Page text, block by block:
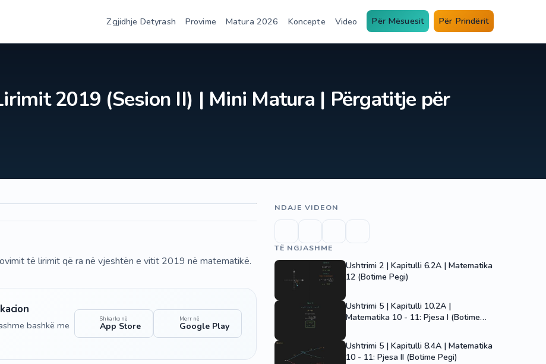
Zgjidhje Detyrash Provime Matura 2026 Koncepte Video Për Mësuesit Për Prindërit
2019 (Sesion II) | Mini Matura | Përgatitje për
të lirimit që ra në vjeshtën e vitit 2019 në matematikë.
bashkë me
Shkarko në
App Store
Merr në
Google Play
NDAJE VIDEON
TË NGJASHME
Ushtrimi 2 | Kapitulli 6.2A | Matematika
12 (Botime Pegi)
Ushtrimi 5 | Kapitulli 10.2A |
Matematika 10 - 11: Pjesa I (Botime
Ushtrimi 5 | Kapitulli 8.4A | Matematika
10 - 11: Pjesa II (Botime Pegi)